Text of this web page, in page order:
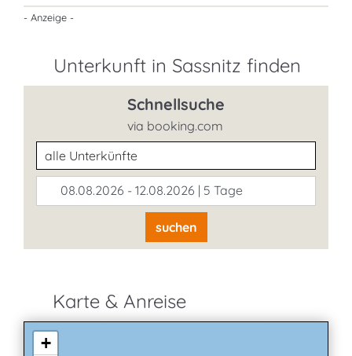
- Anzeige -
Unterkunft in Sassnitz finden
Schnellsuche
via booking.com
Unterkunftsart
08.08.2026 - 12.08.2026 | 5 Tage
suchen
Karte & Anreise
+